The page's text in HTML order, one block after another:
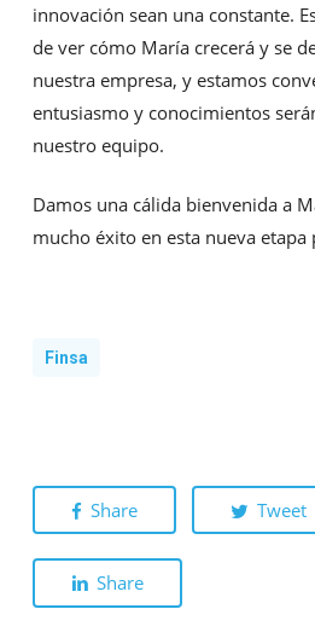
innovación sean una constante.
de ver cómo María crecerá y se
nuestra empresa, y estamos
entusiasmo y conocimientos
nuestro equipo.
Damos una cálida bienvenida a
mucho éxito en esta nueva etapa
Finsa
Share Tweet
Share